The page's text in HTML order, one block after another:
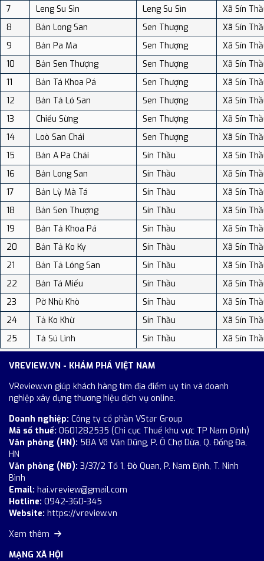
7
Leng Su Sìn Leng Su Sìn
Xã Sín
8
Bản Long San Sen Thượng
Xã Sín
9
Bản Pa Ma Sen Thượng
Xã Sín
10
Bản Sen Thượng Sen Thượng
Xã Sín
11
Bản Tá Khoa Pá Sen Thượng
Xã Sín
12
Bản Tả Ló San Sen Thượng
Xã Sín
13
Chiếu Sừng Sen Thượng
Xã Sín
14
Loò San Chái Sen Thượng
Xã Sín
15
Bản A Pa Chải Sín Thầu
Xã Sín
16
Bản Long San Sín Thầu
Xã Sín
17
Bản Lỳ Mà Tá Sín Thầu
Xã Sín
18
Bản Sen Thượng Sín Thầu
Xã Sín
19
Bản Tả Khoa Pá Sín Thầu
Xã Sín
20
Bản Tả Ko Ky Sín Thầu
Xã Sín
21
Bản Tả Lóng San Sín Thầu
Xã Sín
22
Bản Tá Miếu Sín Thầu
Xã Sín
23
Pờ Nhù Khò Sín Thầu
Xã Sín
24
Tả Ko Khừ Sín Thầu
Xã Sín
25
Tả Sú Lình Sín Thầu Xã Sín
VREVIEW.VN - KHÁM PHÁ VIỆT NAM
VReview.vn giúp khách hàng tìm địa điểm uy tín và doanh
nghiệp xây dựng thương hiệu dịch vụ online.
Doanh nghiệp: Công ty cổ phần VStar Group
Mã số thuế: 0601282535 (Chi cục Thuế khu vực TP Nam Định)
Văn phòng (HN): 58A Võ Văn Dũng, P. Ô Chợ Dừa, Q. Đống Đa,
HN
Văn phòng (NĐ): 3/37/2 Tổ 1, Đò Quan, P. Nam Định, T. Ninh
Bình
Email: hai.vreview@gmail.com
Hotline: 0942-360-345
Website: https://vreview.vn
Xem thêm
MẠNG XÃ HỘI